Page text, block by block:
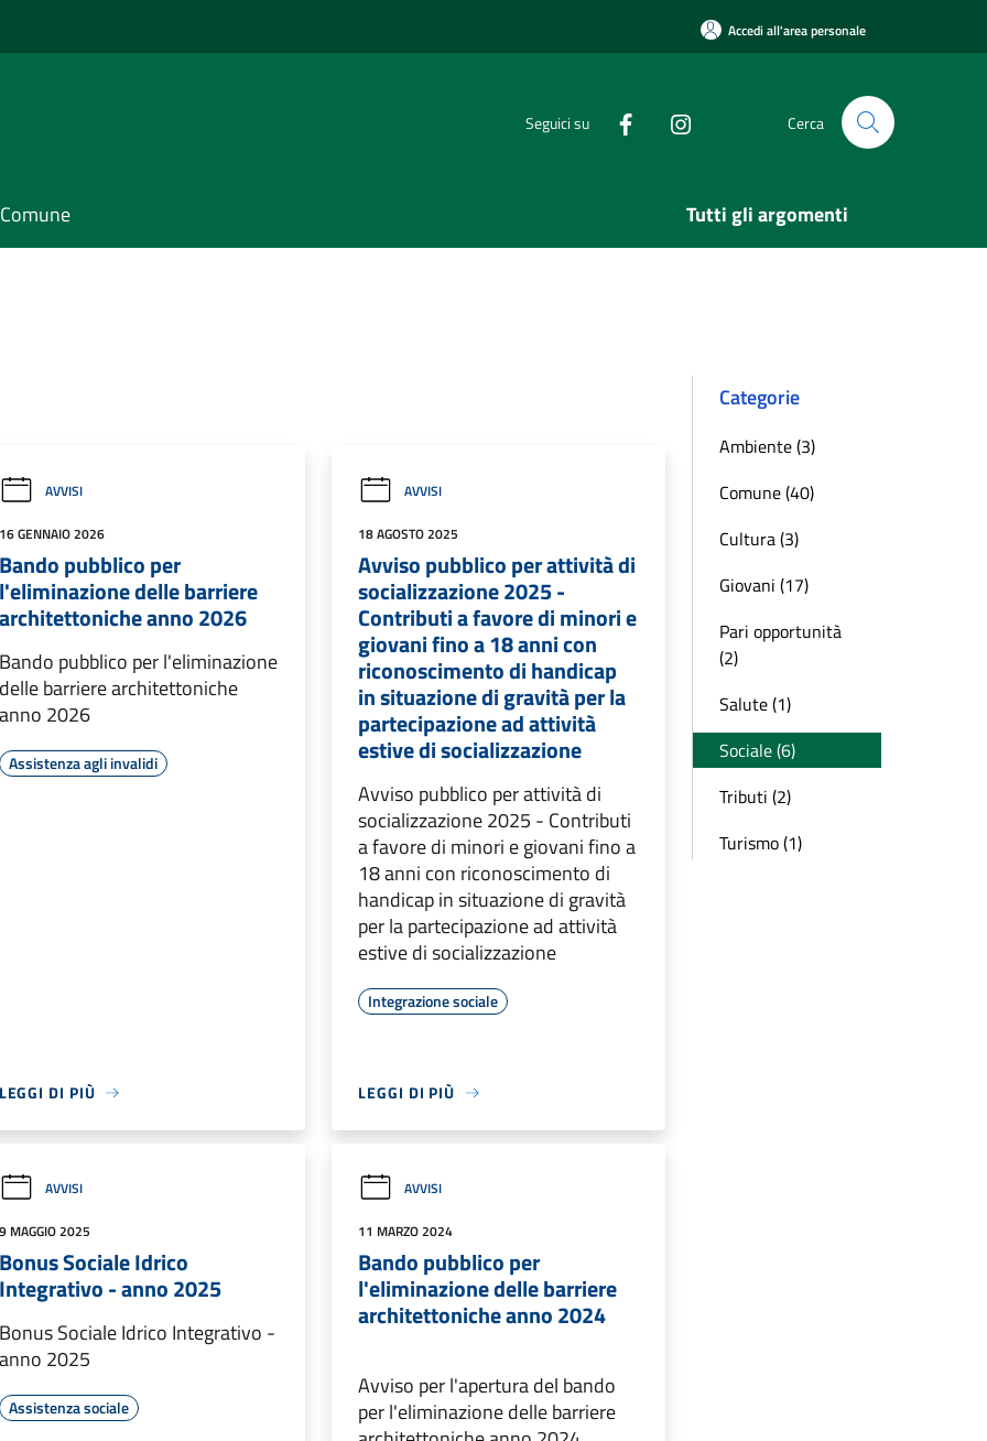
Accedi all'area personale
Seguici su Cerca
Tutti gli argomenti
AVVISI
GENNAIO 2026
pubblico per
delle barriere
anno 2026
pubblico per l'eliminazione
barriere architettoniche
2026
Assistenza agli invalidi
DI PIÙ
AVVISI
18 AGOSTO 2025
Avviso pubblico per attività di
socializzazione 2025 -
Contributi a favore di minori e
giovani fino a 18 anni con
riconoscimento di handicap
in situazione di gravità per la
partecipazione ad attività
estive di socializzazione
Avviso pubblico per attività di
socializzazione 2025 - Contributi
a favore di minori e giovani fino a
18 anni con riconoscimento di
handicap in situazione di gravità
per la partecipazione ad attività
estive di socializzazione
Integrazione sociale
LEGGI DI PIÙ
AVVISI
MAGGIO 2025
Sociale Idrico
- anno 2025
Sociale Idrico Integrativo -
2025
Assistenza sociale
AVVISI
11 MARZO 2024
Bando pubblico per
l'eliminazione delle barriere
architettoniche anno 2024
Avviso per l'apertura del bando
per l'eliminazione delle barriere
Categorie
Ambiente (3)
Comune (40)
Cultura (3)
Giovani (17)
Pari opportunità
(2)
Salute (1)
Sociale (6)
Tributi (2)
Turismo (1)